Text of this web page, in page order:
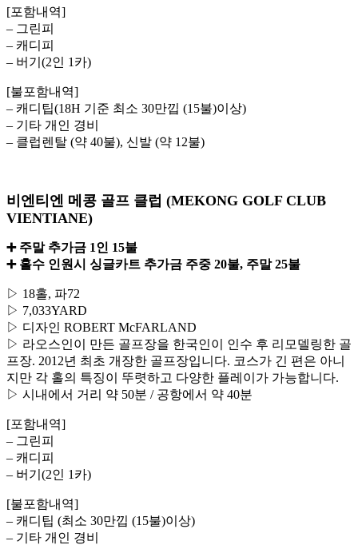
[포함내역]
– 그린피
– 캐디피
– 버기(2인 1카)
[불포함내역]
– 캐디팁(18H 기준 최소 30만낍 (15불)이상)
– 기타 개인 경비
– 클럽렌탈 (약 40불), 신발 (약 12불)
비엔티엔 메콩 골프 클럽 (MEKONG GOLF CLUB
VIENTIANE)
➕ 주말 추가금 1인 15불
➕ 홀수 인원시 싱글카트 추가금 주중 20불, 주말 25불
▷ 18홀, 파72
▷ 7,033YARD
▷ 디자인 ROBERT McFARLAND
▷ 라오스인이 만든 골프장을 한국인이 인수 후 리모델링한 골
프장. 2012년 최초 개장한 골프장입니다. 코스가 긴 편은 아니
지만 각 홀의 특징이 뚜렷하고 다양한 플레이가 가능합니다.
▷ 시내에서 거리 약 50분 / 공항에서 약 40분
[포함내역]
– 그린피
– 캐디피
– 버기(2인 1카)
[불포함내역]
– 캐디팁 (최소 30만낍 (15불)이상)
– 기타 개인 경비